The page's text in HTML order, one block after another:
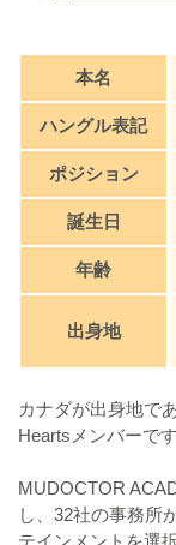
本名
ハングル表記
ポジション
誕生日
年齢
出身地
カナダが出身地で
Heartsメンバーです
MUDOCTOR
し、32社の事務所